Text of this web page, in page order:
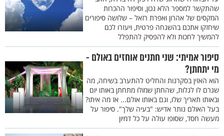
שהתקשר למספר הלא נכון, וסיפור ההכרות
המקסים של אהרון ואפרת רזאל – שלושה סיפורים
שיחזקו אתכם בהשגחה פרטית, ויעזרו לכם
להמשיך לחכות ולא להפסיק להתפלל
סיפור אמיתי: שני חתנים אוחזים באולם -
מי יתחתן?
הוא האזין בסקרנות והחליט להתערב בשיחה, מה
שגרם לו לגלות, שהחתן שמולו מתחתן באותו יום
ובאותו תאריך שלו, וגם באותו אולם... אז מה איתו?
בעל האולם נותר אדיש: "בעיה שלך". סיפור על
מעשה חסד, שסופו עולה על כל דמיון